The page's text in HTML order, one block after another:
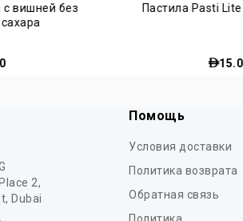
без
Пастила Pasti Lite
15.00
2,
Dubai
Помощь
Условия доставки
Политика возврата
Обратная связь